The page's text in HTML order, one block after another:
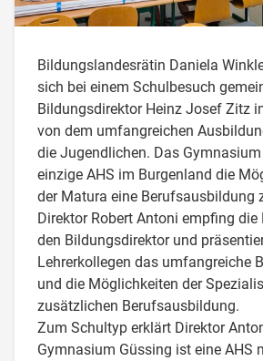
Bildungslandesrätin Daniela
sich bei einem Schulbesuch
Bildungsdirektor Heinz Josef Zitz
von dem umfangreichen
die Jugendlichen. Das
einzige AHS im Burgenland die
der Matura eine Berufsausbildung
Direktor Robert Antoni empfing
den Bildungsdirektor und
Lehrerkollegen das umfangreiche
und die Möglichkeiten der
zusätzlichen Berufsausbildung.
Zum Schultyp erklärt Direktor
Gymnasium Güssing ist eine AHS